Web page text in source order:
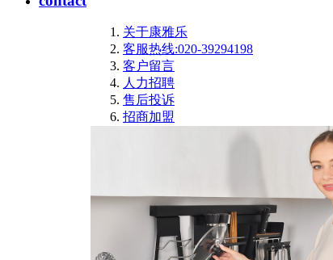
关于康雅乐
客服热线:020-39294198
客户留言
人力招聘
售后投诉
招商加盟